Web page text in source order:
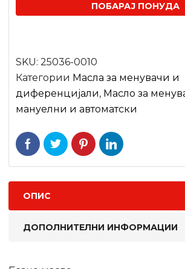
ПОБАРАЈ ПОНУДА
SKU: 25036-0010
Категории Масла за менувачи и
диференцијали, Масло за
мануелни и автоматски
ОПИС
ДОПОЛНИТЕЛНИ ИНФОРМАЦИИ